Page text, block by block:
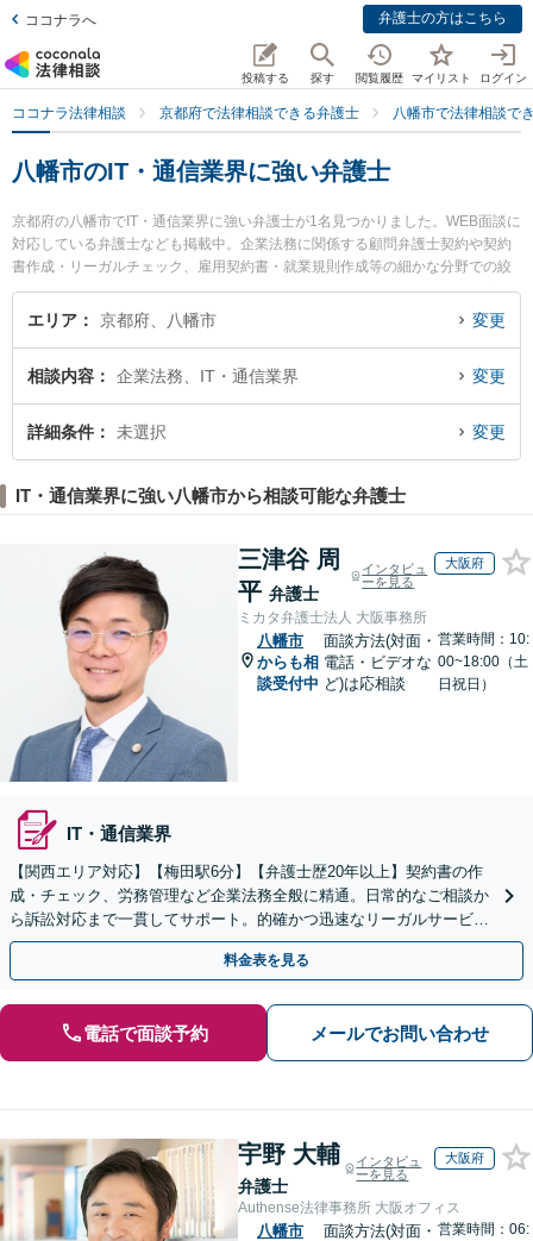
ココナラへ 弁護士の方はこちら
投稿する 探す 閲覧履歴 マイリスト ログイン
ココナラ法律相談 京都府で法律相談できる弁護士 八幡市で法律相談で
八幡市のIT・通信業界に強い弁護士
京都府の八幡市でIT・通信業界に強い弁護士が1名見つかりました。WEB面談に
対応している弁護士なども掲載中。企業法務に関係する顧問弁護士契約や契約
書作成・リーガルチェック、雇用契約書・就業規則作成等の細かな分野での絞
り込み検索もでき便利です。特にルーク法律事務所 の石黒 大地弁護士のプロフ
ィール情報や弁護士費用、強みなどが注目されています。『八幡市で土日や夜
料でIT・通信業界を法律相談できる八幡市内の弁護士に相談予約したい』など
でお困りの相談者さんにおすすめです。
エリア 京都府、八幡市 変更
相談内容 企業法務、IT・通信業界 変更
詳細条件 未選択 変更
IT・通信業界に強い八幡市から相談可能な弁護士
三津谷 周
平 弁護士
インタビュ
ーを見る
大阪府
ミカタ弁護士法人 大阪事務所
八幡市
からも相
談受付中
面談方法(対面・
電話・ビデオな
ど)は応相談
営業時間：10:
00~18:00（土
日祝日）
IT・通信業界
【関西エリア対応】【梅田駅6分】【弁護士歴20年以上】契約書の作
成・チェック、労務管理など企業法務全般に精通。日常的なご相談か
ら訴訟対応まで一貫してサポート。的確かつ迅速なリーガルサービス
を提供します。【初回相談可能】【WEB面談可能】
料金表を見る
電話で面談予約 メールでお問い合わせ
宇野 大輔
弁護士
インタビュ
ーを見る
大阪府
Authense法律事務所 大阪オフィス
八幡市
面談方法(対面・ 営業時間：06: